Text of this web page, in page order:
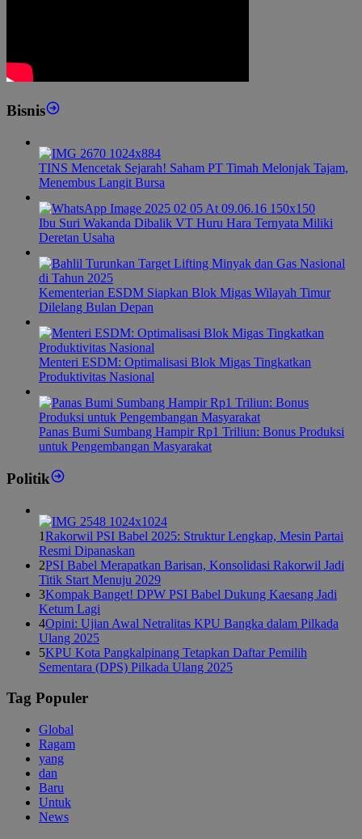
Bisnis
TINS Mencetak Sejarah! Saham PT Timah Melonjak Tajam,
Menembus Langit Bursa
Ibu Suri Wakanda Dibalik VT Huru Hara Ternyata Miliki
Deretan Usaha
Kementerian ESDM Siapkan Blok Migas Wilayah Timur
Dilelang Bulan Depan
Menteri ESDM: Optimalisasi Blok Migas Tingkatkan
Produktivitas Nasional
Panas Bumi Sumbang Hampir Rp1 Triliun: Bonus Produksi
untuk Pengembangan Masyarakat
Politik
1Rakorwil PSI Babel 2025: Struktur Lengkap, Mesin Partai
Resmi Dipanaskan
2PSI Babel Merapatkan Barisan, Konsolidasi Rakorwil Jadi
Titik Start Menuju 2029
3Kompak Banget! DPW PSI Babel Dukung Kaesang Jadi
Ketum Lagi
4Opini: Ujian Awal Netralitas KPU Bangka dalam Pilkada
Ulang 2025
5KPU Kota Pangkalpinang Tetapkan Daftar Pemilih
Sementara (DPS) Pilkada Ulang 2025
Tag Populer
Global
Ragam
yang
dan
Baru
Untuk
News